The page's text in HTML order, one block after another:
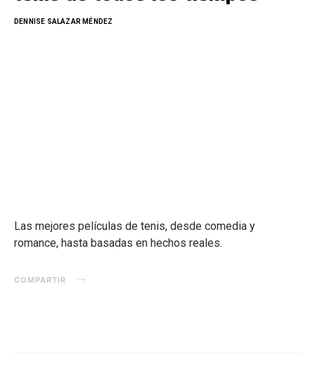
DENNISE SALAZAR MÉNDEZ
Las mejores películas de tenis, desde comedia y
romance, hasta basadas en hechos reales.
COMPARTIR